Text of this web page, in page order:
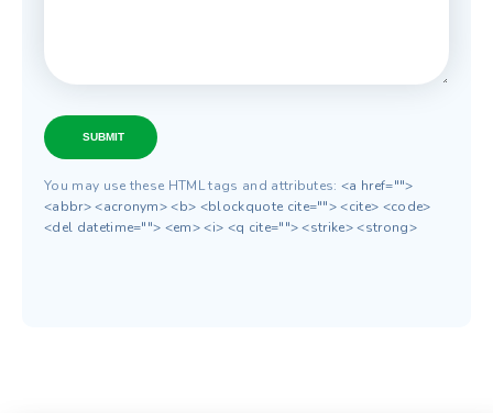
SUBMIT
You may use these HTML tags and attributes:<a href="">
<abbr> <acronym> <b> <blockquote cite=""> <cite> <code>
<del datetime=""> <em> <i> <q cite=""> <strike> <strong>